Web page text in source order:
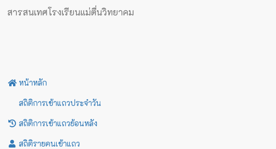
สารสนเทศโรงเรียนแม่ตื่นวิทยาคม
หน้าหลัก
สถิติการเข้าแถวประจำวัน
สถิติการเข้าแถวย้อนหลัง
สถิติรายคนเข้าแถว